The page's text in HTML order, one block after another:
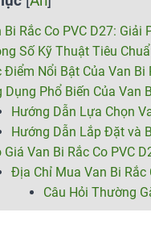
Bi Rắc Co PVC D27:
Số Kỹ Thuật Tiêu
Nổi Bật Của Van Bi
Dụng Phổ Biến Của Van
Hướng Dẫn Lựa Chọn
Hướng Dẫn Lắp Đặt và
Giá Van Bi Rắc Co PVC
Địa Chỉ Mua Van Bi Rắc
Câu Hỏi Thường